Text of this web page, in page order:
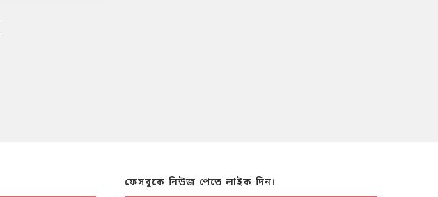
ফেসবুকে নিউজ পেতে লাইক দিন।